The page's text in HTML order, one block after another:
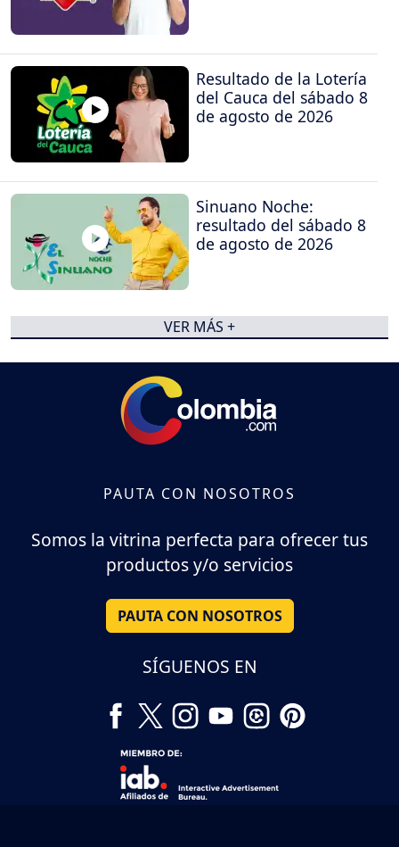
Resultado de la Lotería
del Cauca del sábado 8
de agosto de 2026
Sinuano Noche:
resultado del sábado 8
de agosto de 2026
VER MÁS +
PAUTA CON NOSOTROS
Somos la vitrina perfecta para ofrecer tus
productos y/o servicios
PAUTA CON NOSOTROS
SÍGUENOS EN